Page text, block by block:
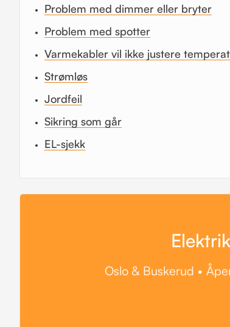
Problem med dimmer eller bryter
Problem med spotter
Varmekabler vil ikke justere
Strømløs
Jordfeil
Sikring som går
EL-sjekk
Oslo & Buskerud •